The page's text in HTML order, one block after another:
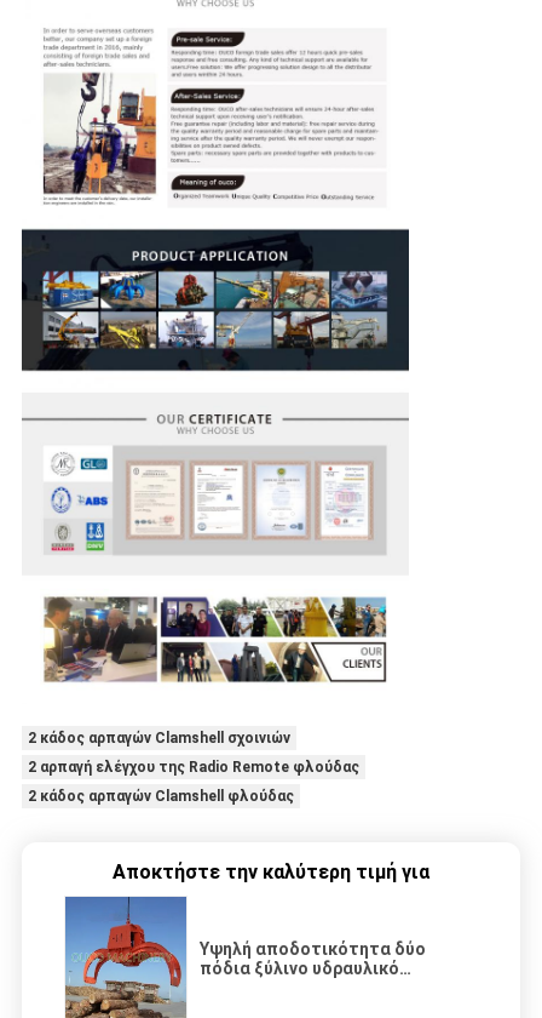
2 κάδος αρπαγών Clamshell σχοινιών
2 αρπαγή ελέγχου της Radio Remote φλούδας
2 κάδος αρπαγών Clamshell φλούδας
Αποκτήστε την καλύτερη τιμή για
Υψηλή αποδοτικότητα δύο
πόδια ξύλινο υδραυλικό